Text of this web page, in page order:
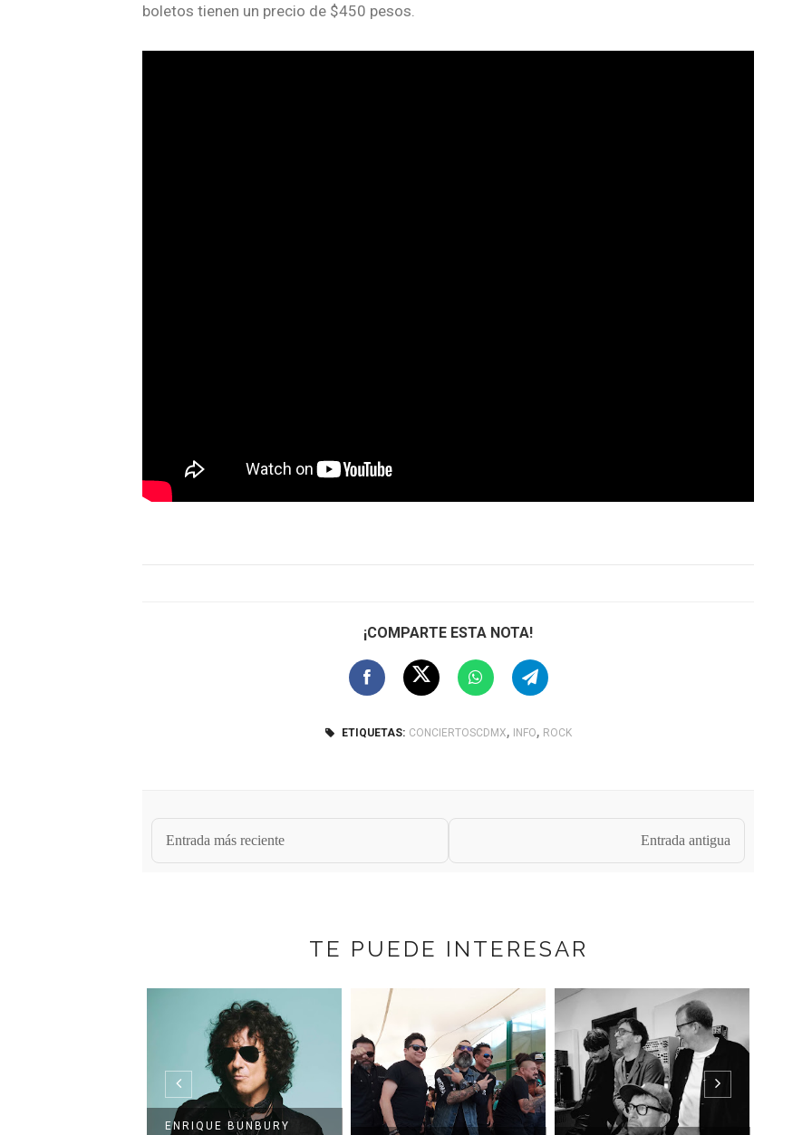
boletos tienen un precio de $450 pesos.
¡COMPARTE ESTA NOTA!
ETIQUETAS: CONCIERTOSCDMX, INFO, ROCK
Entrada más reciente Entrada antigua
TE PUEDE INTERESAR
ENRIQUE BUNBURY